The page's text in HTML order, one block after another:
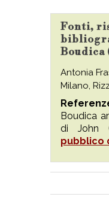
Fonti,
Boudica
Antonia
Milano,
Boudica
di John
pubblico